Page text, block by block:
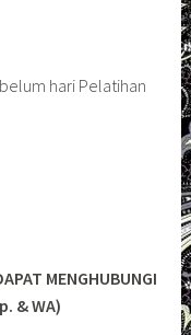
hari Pelatihan
MENGHUBUNGI
& WA)